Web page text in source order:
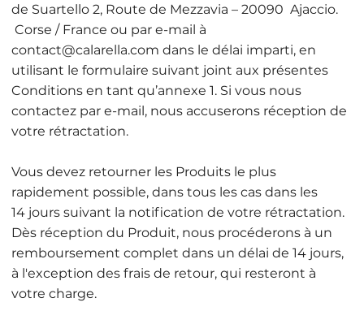
de Suartello 2, Route de Mezzavia – 20090 Ajaccio.
Corse / France ou par e-mail à
contact@calarella.com dans le délai imparti, en
utilisant le formulaire suivant joint aux présentes
Conditions en tant qu’annexe 1. Si vous nous
contactez par e-mail, nous accuserons réception de
votre rétractation.
Vous devez retourner les Produits le plus
rapidement possible, dans tous les cas dans les
14 jours suivant la notification de votre rétractation.
Dès réception du Produit, nous procéderons à un
remboursement complet dans un délai de 14 jours,
à l'exception des frais de retour, qui resteront à
votre charge.